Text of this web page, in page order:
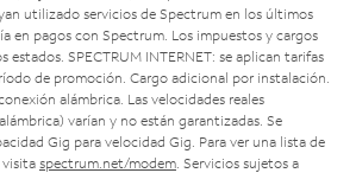
utilizado servicios de Spectrum en los últimos
en pagos con Spectrum. Los impuestos y cargos
estados. SPECTRUM INTERNET: se aplican tarifas
de promoción. Cargo adicional por instalación.
alámbrica. Las velocidades reales
varían y no están garantizadas. Se
Gig para velocidad Gig. Para ver una lista de
visita spectrum.net/modem . Servicios sujetos a